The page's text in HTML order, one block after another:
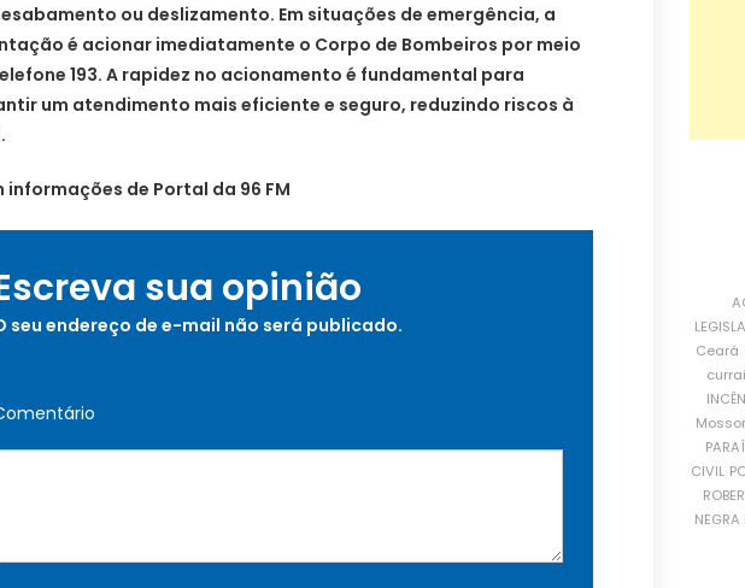
ou deslizamento. Em situações de emergência, a
é acionar imediatamente o Corpo de Bombeiros por meio
193. A rapidez no acionamento é fundamental para
um atendimento mais eficiente e seguro, reduzindo riscos à
informações de Portal da 96 FM
sua opinião
seu endereço de e-mail não será publicado.
Ceará
CIVIL
NEGRA